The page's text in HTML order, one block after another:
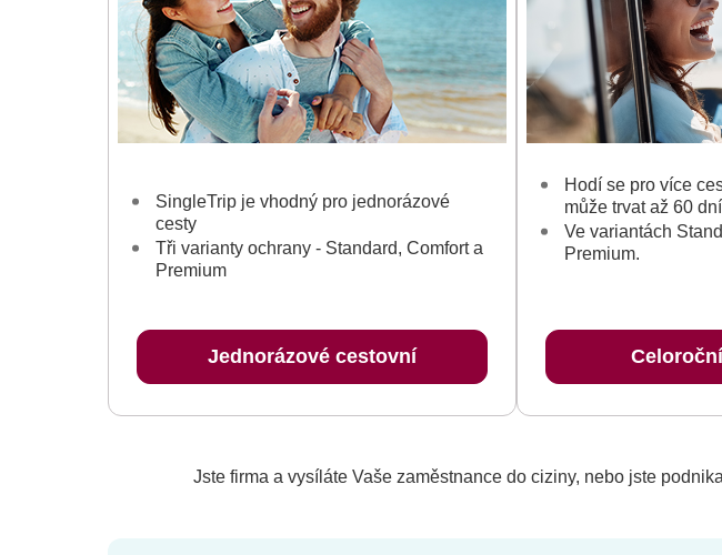
SingleTrip je vhodný pro jednorázové
cesty
Tři varianty ochrany - Standard, Comfort a
Premium
Jednorázové cestovní
Hodí se pro více
může trvat až 60 dní
Ve variantách
Premium.
Jste firma a vysíláte Vaše zaměstnance do ciziny, nebo jste